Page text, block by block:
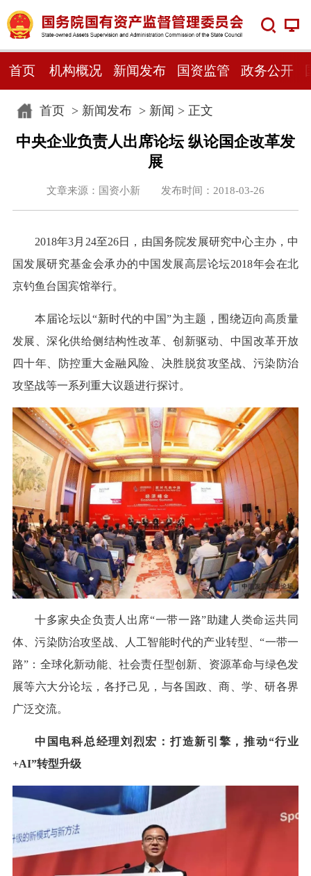
首页 机构概况 新闻发布 国资监管 政务公开
首页> 新闻发布> 新闻 > 正文
中央企业负责人出席论坛 纵论国企改革发
展
文章来源：国资小新 发布时间：2018-03-26
2018年3月24至26日，由国务院发展研究中心主办，中
国发展研究基金会承办的中国发展高层论坛2018年会在北
京钓鱼台国宾馆举行。
本届论坛以“新时代的中国”为主题，围绕迈向高质量
发展、深化供给侧结构性改革、创新驱动、中国改革开放
四十年、防控重大金融风险、决胜脱贫攻坚战、污染防治
攻坚战等一系列重大议题进行探讨。
十多家央企负责人出席“一带一路”助建人类命运共同
体、污染防治攻坚战、人工智能时代的产业转型、“一带一
路”：全球化新动能、社会责任型创新、资源革命与绿色发
展等六大分论坛，各抒己见，与各国政、商、学、研各界
广泛交流。
中国电科总经理刘烈宏：打造新引擎，推动“行业
+AI”转型升级